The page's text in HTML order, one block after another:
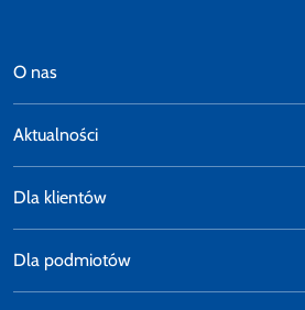
O nas
Aktualności
Dla klientów
Dla podmiotów